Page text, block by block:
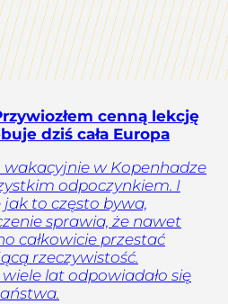
cenną lekcję
dziś cała Europa
wakacyjnie w Kopenhadze
odpoczynkiem. I
jak to często bywa,
sprawia, że nawet
całkowicie przestać
rzeczywistość.
lat odpowiadało się